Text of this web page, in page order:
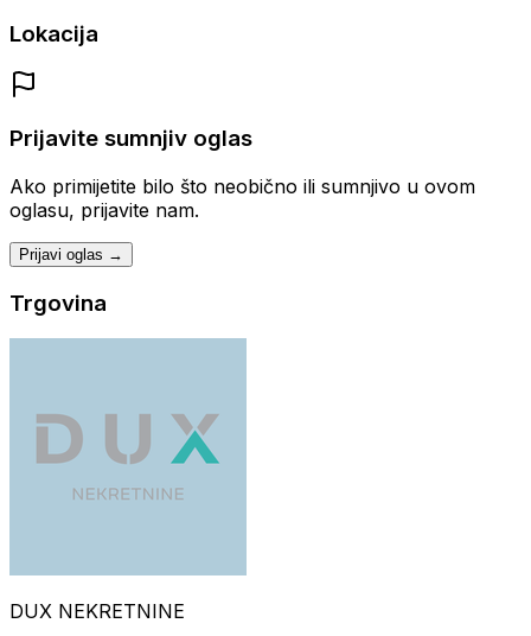
Lokacija
Prijavite sumnjiv oglas
Ako primijetite bilo što neobično ili sumnjivo u ovom
oglasu, prijavite nam.
Prijavi oglas →
Trgovina
DUX NEKRETNINE